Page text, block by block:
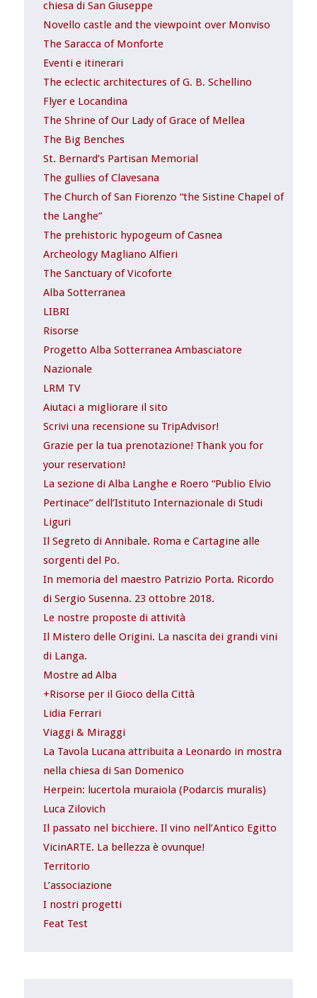
chiesa di San Giuseppe
Novello castle and the viewpoint over Monviso
The Saracca of Monforte
Eventi e itinerari
The eclectic architectures of G. B. Schellino
Flyer e Locandina
The Shrine of Our Lady of Grace of Mellea
The Big Benches
St. Bernard’s Partisan Memorial
The gullies of Clavesana
The Church of San Fiorenzo “the Sistine Chapel of
the Langhe”
The prehistoric hypogeum of Casnea
Archeology Magliano Alfieri
The Sanctuary of Vicoforte
Alba Sotterranea
LIBRI
Risorse
Progetto Alba Sotterranea Ambasciatore
Nazionale
LRM TV
Aiutaci a migliorare il sito
Scrivi una recensione su TripAdvisor!
Grazie per la tua prenotazione! Thank you for
your reservation!
La sezione di Alba Langhe e Roero “Publio Elvio
Pertinace” dell’Istituto Internazionale di Studi
Liguri
Il Segreto di Annibale. Roma e Cartagine alle
sorgenti del Po.
In memoria del maestro Patrizio Porta. Ricordo
di Sergio Susenna. 23 ottobre 2018.
Le nostre proposte di attività
Il Mistero delle Origini. La nascita dei grandi vini
di Langa.
Mostre ad Alba
+Risorse per il Gioco della Città
Lidia Ferrari
Viaggi & Miraggi
La Tavola Lucana attribuita a Leonardo in mostra
nella chiesa di San Domenico
Herpein: lucertola muraiola (Podarcis muralis)
Luca Zilovich
Il passato nel bicchiere. Il vino nell’Antico Egitto
VicinARTE. La bellezza è ovunque!
Territorio
L’associazione
I nostri progetti
Feat Test